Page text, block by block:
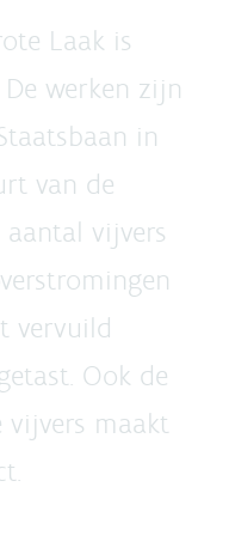
Laak is
werken zijn
in
van de
aantal vijvers
vervuild
Ook de
vijvers maakt